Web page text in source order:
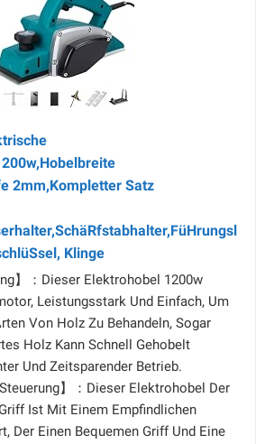
2mm,Kompletter Satz
Klinge
】：Dieser Elektrohobel 1200w
Leistungsstark Und Einfach, Um
Von Holz Zu Behandeln, Sogar
Holz Kann Schnell Gehobelt
Und Zeitsparender Betrieb.
】：Dieser Elektrohobel Der
Ist Mit Einem Empfindlichen
Der Einen Bequemen Griff Und Eine